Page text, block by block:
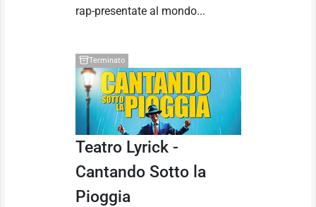
rap-presentate al mondo...
Terminato
Teatro Lyrick -
Cantando Sotto la
Pioggia